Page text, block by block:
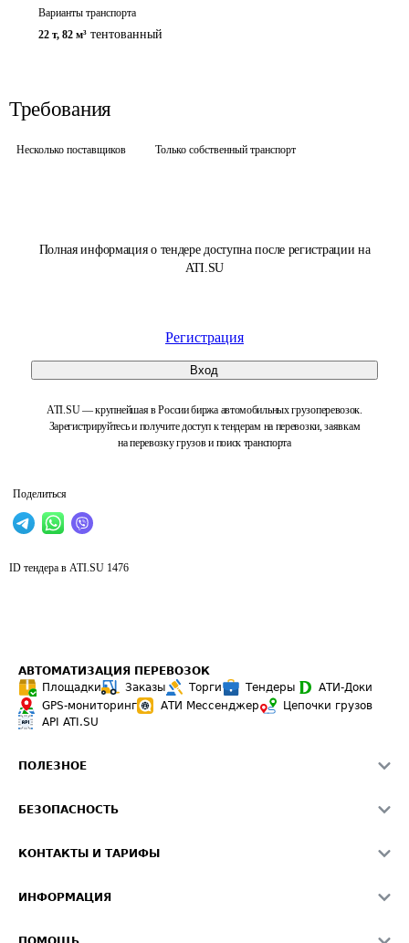
Полная информация о тендере доступна после регистрации на
ATI.SU
Регистрация
Вход
ATI.SU — крупнейшая в России биржа автомобильных грузоперевозок.
Зарегистрируйтесь и получите доступ к тендерам на перевозки, заявкам
на перевозку грузов и поиск транспорта
Поделиться
Варианты транспорта
22 т, 82 м³ тентованный
Требования
Несколько поставщиков Только собственный транспорт
ID тендера в ATI.SU 1476
АВТОМАТИЗАЦИЯ ПЕРЕВОЗОК
Площадки
Заказы Торги Тендеры
АТИ-Доки
GPS-мониторинг
АТИ Мессенджер
Цепочки грузов
API ATI.SU
ПОЛЕЗНОЕ
Звезды ATI.SU на вашем сайте
Средние ставки
БЕЗОПАСНОСТЬ
Светофор+
КОНТАКТЫ И ТАРИФЫ
Реклама на сайте
ИНФОРМАЦИЯ